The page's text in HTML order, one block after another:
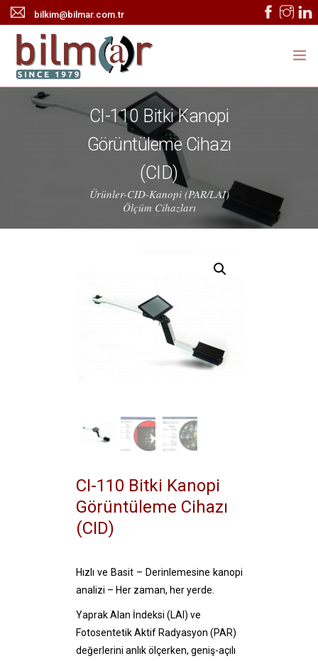
bilkim@bilmar.com.tr
ANASAYFA
TEKNİK SERVİS
ONLINE KATALOG
CI-110 Bitki Kanopi
Görüntüleme Cihazı
(CID)
Ürünler-CID-Kanopi (PAR/LAI)
Ölçüm Cihazları
CI-110 Bitki Kanopi
Görüntüleme Cihazı
(CID)
Hızlı ve Basit – Derinlemesine kanopi
analizi – Her zaman, her yerde.
Yaprak Alan İndeksi (LAI) ve
Fotosentetik Aktif Radyasyon (PAR)
değerlerini anlık ölçerken, geniş-açılı